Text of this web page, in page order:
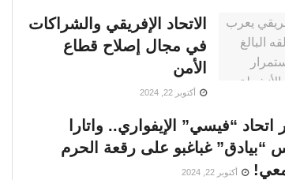
الاتحاد الإفريقي والشراكات
في مجال إصلاح قطاع
الأمن
أكتوبر 22, 2024
“فيسي” الإيفواري.. واتارا
“بيادق” غباغبو على رقعة الحرم
أكتوبر 22, 2024